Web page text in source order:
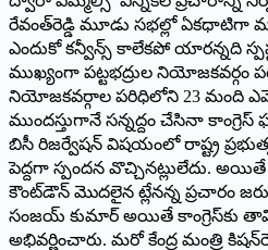
రేవంత్‌రెడ్డి మూడు సభల్లో ఏకధాటిగా
ఎందుకో కన్వీన్స్ ‌కాలేకపో యారన్నది
ముఖ్యంగా పట్టభద్రుల నియోజకవర్గం
నియోజకవర్గాల పరిధిలోని 23 మంది
ముందస్తుగానే సన్నద్దం చేసినా
బిసీ రిజర్వేషన్‌ ‌విషయంలో రాష్ట్ర
పెద్దగా స్పందన వొచ్చినట్లులేదు.
కౌంట్‌డౌన్‌ ‌మొదలైన ట్లేనన్న ప్రచారం
సంజయ్‌ ‌కుమార్‌ అయితే కాంగ్రెస్‌కు
అభివర్ణించారు. మరో కేంద్ర మంత్రి